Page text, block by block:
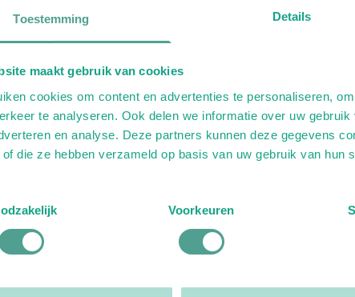
Toestemming Details
maakt gebruik van cookies
cookies om content en advertenties te personaliseren,
te analyseren. Ook delen we informatie over uw
en analyse. Deze partners kunnen deze gegevens
die ze hebben verzameld op basis van uw gebruik van hun
Voorkeuren